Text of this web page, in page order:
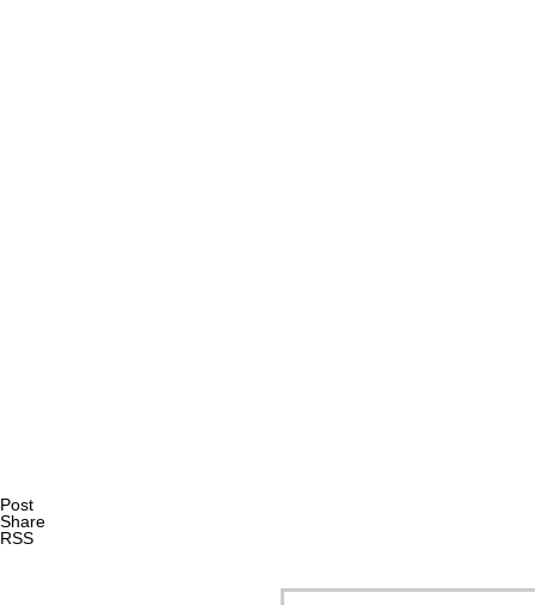
Post
Share
RSS